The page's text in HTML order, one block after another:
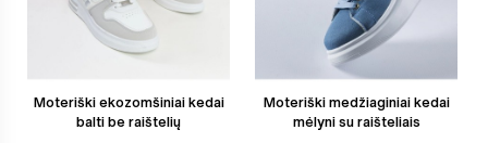
Moteriški ekozomšiniai kedai
balti be raištelių
Moteriški medžiaginiai kedai
mėlyni su raišteliais